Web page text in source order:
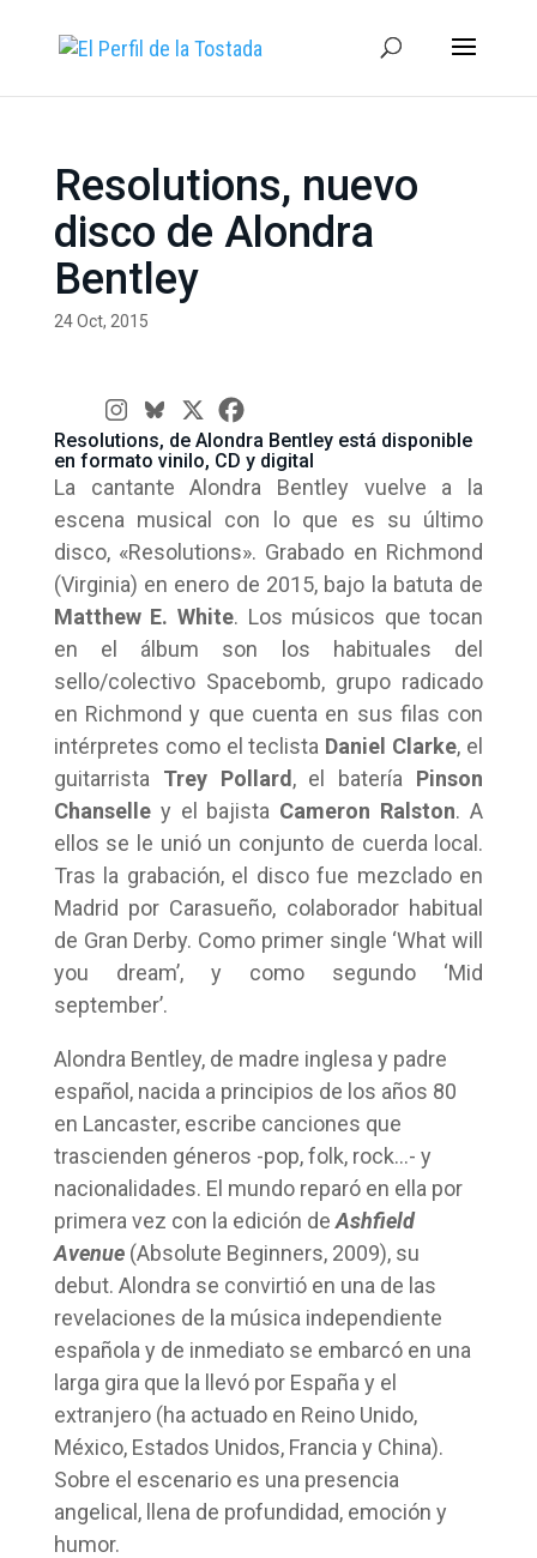
Resolutions, nuevo
disco de Alondra
Bentley
24 Oct, 2015
Resolutions, de Alondra Bentley está disponible
en formato vinilo, CD y digital
La cantante Alondra Bentley vuelve a la
escena musical con lo que es su último
disco, «Resolutions». Grabado en Richmond
(Virginia) en enero de 2015, bajo la batuta de
Matthew E. White. Los músicos que tocan
en el álbum son los habituales del
sello/colectivo Spacebomb, grupo radicado
en Richmond y que cuenta en sus filas con
intérpretes como el teclista Daniel Clarke, el
guitarrista Trey Pollard , el batería Pinson
Chanselley el bajista Cameron Ralston. A
ellos se le unió un conjunto de cuerda local.
Tras la grabación, el disco fue mezclado en
Madrid por Carasueño, colaborador habitual
de Gran Derby. Como primer single ‘What will
you dream’, y como segundo ‘Mid
september’.
Alondra Bentley, de madre inglesa y padre
español, nacida a principios de los años 80
en Lancaster, escribe canciones que
trascienden géneros -pop, folk, rock…- y
nacionalidades. El mundo reparó en ella por
primera vez con la edición de Ashfield
Avenue (Absolute Beginners, 2009), su
debut. Alondra se convirtió en una de las
revelaciones de la música independiente
española y de inmediato se embarcó en una
larga gira que la llevó por España y el
extranjero (ha actuado en Reino Unido,
México, Estados Unidos, Francia y China).
Sobre el escenario es una presencia
angelical, llena de profundidad, emoción y
humor.